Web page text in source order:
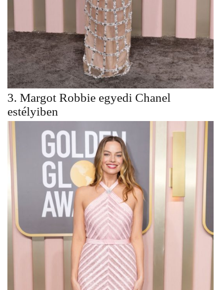
3. Margot Robbie egyedi Chanel
estélyiben